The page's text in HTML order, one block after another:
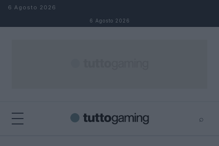
Salta al contenuto
6 Agosto 2026
6 Agosto 2026
⌕